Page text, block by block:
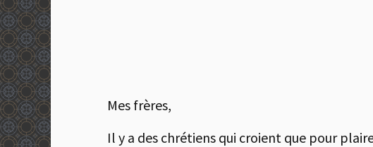
Mes frères,
Il y a des chrétiens qui croient que pour